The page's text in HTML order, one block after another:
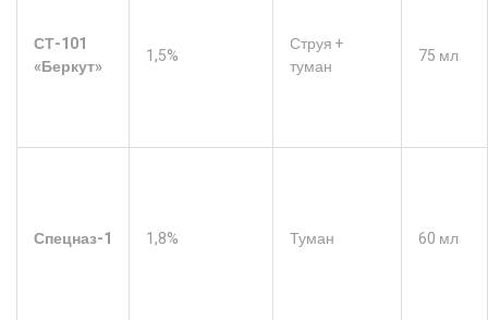
СТ-101
«Беркут»
1,5%
Струя +
туман
75 мл
Спецназ-1 1,8% Туман 60 мл